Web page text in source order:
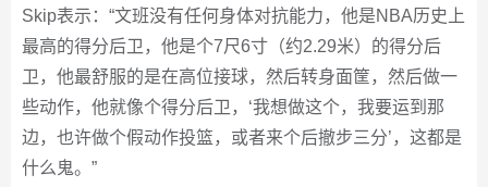
Skip表示：“文班没有任何身体对抗能力，他是NBA历史上
最高的得分后卫，他是个7尺6寸（约2.29米）的得分后
卫，他最舒服的是在高位接球，然后转身面筐，然后做一
些动作，他就像个得分后卫，‘我想做这个，我要运到那
边，也许做个假动作投篮，或者来个后撤步三分’，这都是
什么鬼。”